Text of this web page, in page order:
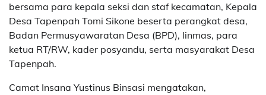
bersama para kepala seksi dan staf kecamatan, Kepala
Desa Tapenpah Tomi Sikone beserta perangkat desa,
Badan Permusyawaratan Desa (BPD), linmas, para
ketua RT/RW, kader posyandu, serta masyarakat Desa
Tapenpah.
Camat Insana Yustinus Binsasi mengatakan,